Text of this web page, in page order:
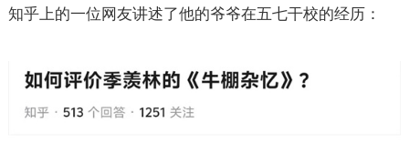
知乎上的一位网友讲述了他的爷爷在五七干校的经历：